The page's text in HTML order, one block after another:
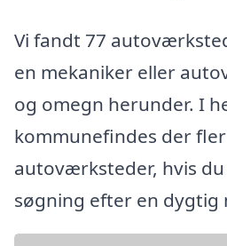
Vi fandt 77
en mekaniker eller
og omegn herunder. I
kommunefindes der
autoværksteder, hvis
søgning efter en dygtig